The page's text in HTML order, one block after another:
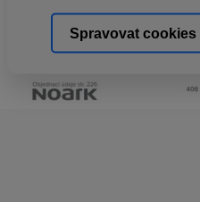
Spravovat cookies